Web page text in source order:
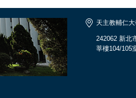
天主教輔仁
242062 新北
莘樓104/105